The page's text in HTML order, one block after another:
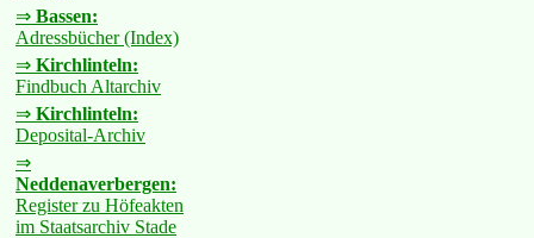
⇒ Bassen:
Adressbücher (Index)
⇒ Kirchlinteln:
Findbuch Altarchiv
⇒ Kirchlinteln:
Deposital-Archiv
⇒
Neddenaverbergen:
Register zu Höfeakten
im Staatsarchiv Stade